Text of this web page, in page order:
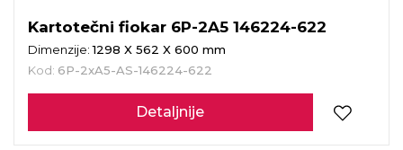
Kartotečni fiokar 6P-2A5 146224-622
Dimenzije:1298 X 562 X 600 mm
Kod: 6P-2xA5-AS-146224-622
Detaljnije